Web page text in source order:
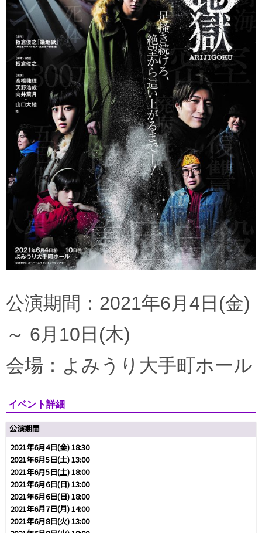
公演期間：2021年6月4日(金)
～ 6月10日(木)
会場：よみうり大手町ホール
イベント詳細
公演期間
2021年6月4日(金) 18:30
2021年6月5日(土) 13:00
2021年6月5日(土) 18:00
2021年6月6日(日) 13:00
2021年6月6日(日) 18:00
2021年6月7日(月) 14:00
2021年6月8日(火) 13:00